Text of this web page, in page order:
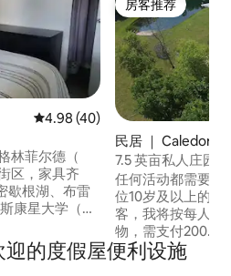
平均评分 4.98 分（满分 5 分）
4.98 (40)
林菲尔德（
区，家具齐
歇根湖、布雷
康星大学（
Advocate-
医院、商
房客推荐
房客推荐
民居 ｜ Caledonia
7.5 英亩私人庄园
热水浴缸
任何活动都需要获得批准
位10岁及以上的房
客，我将按每人每晚收费
物，需支付200.00美元 3间卧室
间、3000平方英尺 温水泳池！！热水
缸！！，钓鱼池！
的度假屋便利设施